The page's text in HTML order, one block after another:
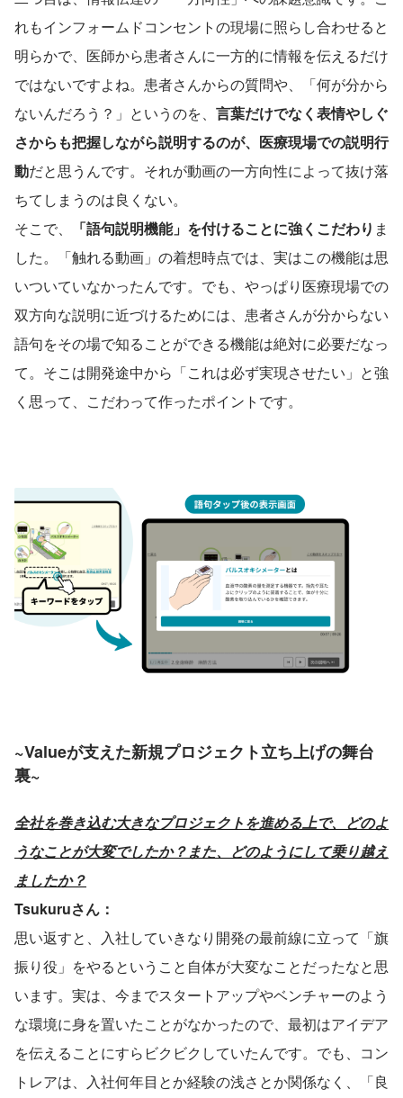
れもインフォームドコンセントの現場に照らし合わせると
明らかで、医師から患者さんに一方的に情報を伝えるだけ
ではないですよね。患者さんからの質問や、「何が分から
ないんだろう？」というのを、 言葉だけでなく表情やしぐ
さからも把握しながら説明するのが、医療現場での説明行
動だと思うんです。それが動画の一方向性によって抜け落
ちてしまうのは良くない。
そこで、
「語句説明機能」を付けることに強くこだわり ま
した。「触れる動画」の着想時点では、実はこの機能は思
いついていなかったんです。でも、やっぱり医療現場での
双方向な説明に近づけるためには、患者さんが分からない
語句をその場で知ることができる機能は絶対に必要だなっ
て。そこは開発途中から「これは必ず実現させたい」と強
く思って、こだわって作ったポイントです。
~Valueが支えた新規プロジェクト立ち上げの舞台
裏~
全社を巻き込む大きなプロジェクトを進める上で、どのよ
うなことが大変でしたか？また、どのようにして乗り越え
ましたか？
Tsukuruさん：
思い返すと、入社していきなり開発の最前線に立って「旗
振り役」をやるということ自体が大変なことだったなと思
います。実は、今までスタートアップやベンチャーのよう
な環境に身を置いたことがなかったので、最初はアイデア
を伝えることにすらビクビクしていたんです。でも、コン
トレアは、入社何年目とか経験の浅さとか関係なく、「良